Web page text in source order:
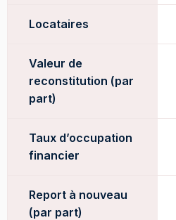
Locataires
Valeur de
reconstitution (par
part)
Taux d’occupation
financier
Report à nouveau
(par part)